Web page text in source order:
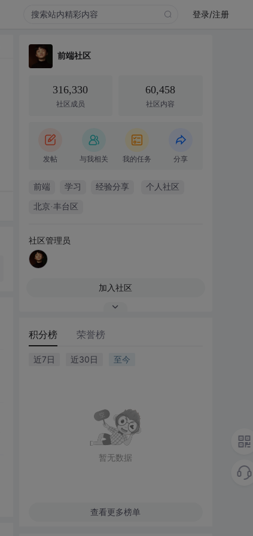
登录/注册
前端社区
316,330
社区成员
60,458
社区内容
发帖 与我相关 我的任务 分享
前端 学习 经验分享 个人社区
北京·丰台区
社区管理员
加入社区
积分榜 荣誉榜
近7日 近30日 至今
暂无数据
查看更多榜单